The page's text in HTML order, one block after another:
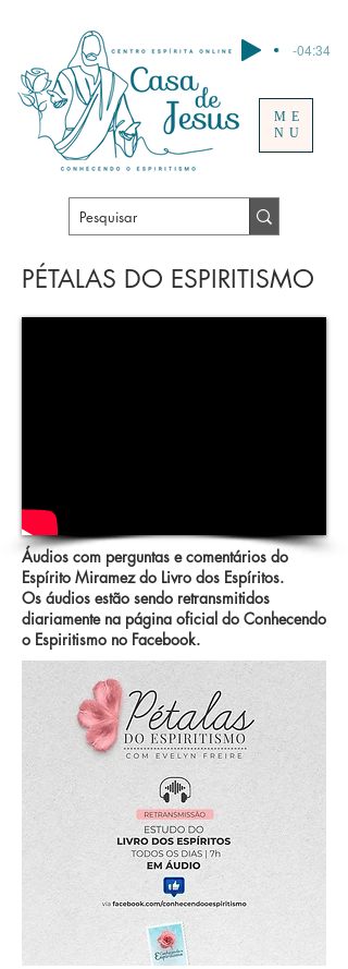
ME
NU
-04:34
PÉTALAS DO ESPIRITISMO
Áudios com perguntas e comentários do
Espírito Miramez do Livro dos Espíritos.
Os áudios estão sendo retransmitidos
diariamente na página oficial do Conhecendo
o Espiritismo no Facebook.